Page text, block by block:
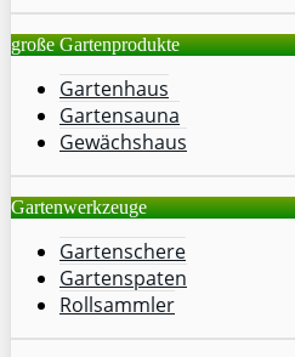
große Gartenprodukte
Gartenhaus
Gartensauna
Gewächshaus
Gartenwerkzeuge
Gartenschere
Gartenspaten
Rollsammler